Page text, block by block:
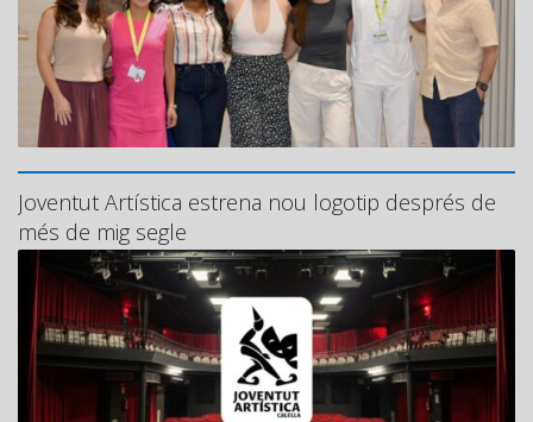
Joventut Artística estrena nou logotip després de
més de mig segle